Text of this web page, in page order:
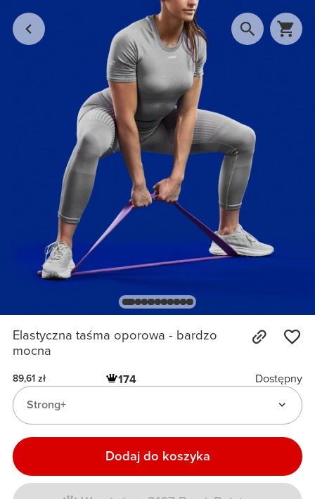
Elastyczna taśma oporowa - bardzo
mocna
89,61 zł 174
Dostępny
Strong+
Dodaj do koszyka